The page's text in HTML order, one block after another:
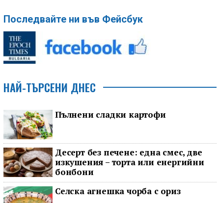
Последвайте ни във Фейсбук
НАЙ-ТЪРСЕНИ ДНЕС
Пълнени сладки картофи
Десерт без печене: една смес, две
изкушения – торта или енергийни
бонбони
Селска агнешка чорба с ориз